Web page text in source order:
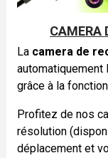
CAMERA
La camera de
automatiquement
grâce à la
Profitez de nos
résolution
déplacement et